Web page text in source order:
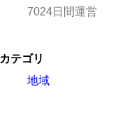
7024日間運営
カテゴリ
地域